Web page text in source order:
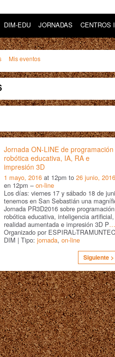
DIM-EDU JORNADAS CENTROS
Mis eventos
Jornada ON-LINE de
robótica educativa, IA, RA e
impresión 3D
1 mayo, 2016 at 12pm to 26 junio, 2016
en 12pm – on-line
Los días: viernes 17 y sábado 18 de
tenemos en San Sebastián una
Jornada PR3D2016 sobre
robótica educativa, inteligencia artificial,
realidad aumentada e impresión 3D P…
Organizado por ESPIRAL-
DIM | Tipo: jornada, on-line
Siguiente >